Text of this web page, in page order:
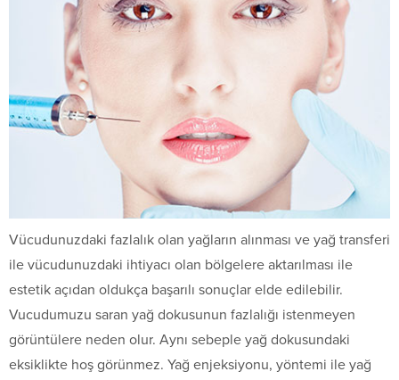
Vücudunuzdaki fazlalık olan yağların alınması ve yağ transferi
ile vücudunuzdaki ihtiyacı olan bölgelere aktarılması ile
estetik açıdan oldukça başarılı sonuçlar elde edilebilir.
Vucudumuzu saran yağ dokusunun fazlalığı istenmeyen
görüntülere neden olur. Aynı sebeple yağ dokusundaki
eksiklikte hoş görünmez. Yağ enjeksiyonu, yöntemi ile yağ